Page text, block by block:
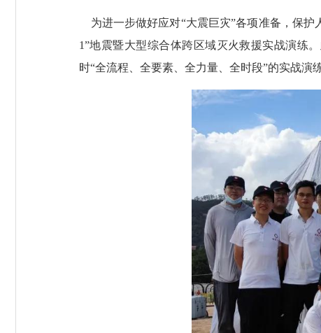
为进一步做好应对“大震巨灾”各项准备， 保护
1”地震暨大型综合体跨区域灭火救援实战演练
时“全流程、全要素、全力量、全时段”的实战演